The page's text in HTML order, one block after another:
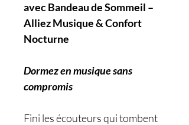
avec Bandeau de Sommeil –
Alliez Musique & Confort
Nocturne
Dormez en musique sans
compromis
Fini les écouteurs qui tombent